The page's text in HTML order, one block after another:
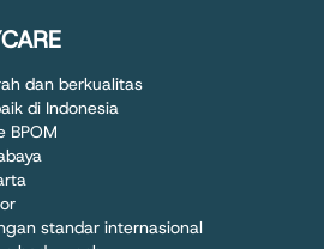
dan berkualitas
di Indonesia
BPOM
standar internasional